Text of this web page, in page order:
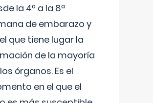
la 4ª a la 8ª
de embarazo y
que tiene lugar la
de la mayoría
órganos. Es el
en el que el